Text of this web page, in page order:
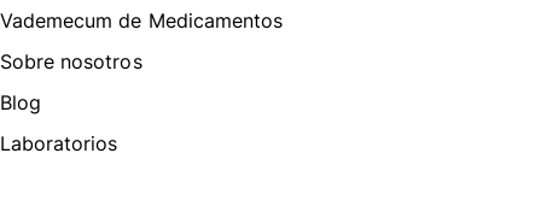
Vademecum de Medicamentos
Sobre nosotros
Blog
Laboratorios